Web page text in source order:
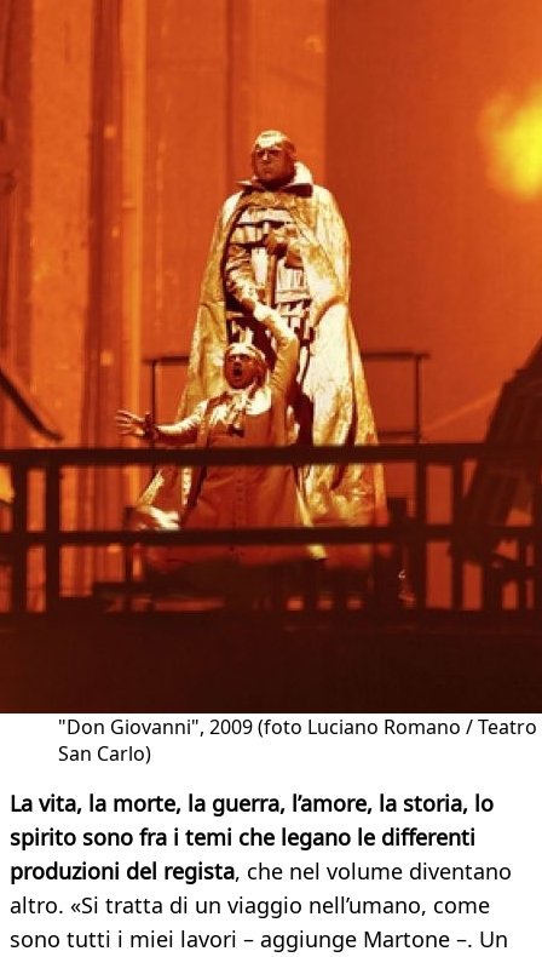
"Don Giovanni", 2009 (foto Luciano Romano /
San Carlo)
La vita, la morte, la guerra, l’amore, la storia, lo
spirito sono fra i temi che legano le differenti
produzioni del regista, che nel volume diventano
altro. «Si tratta di un viaggio nell’umano, come
sono tutti i miei lavori – aggiunge Martone –. Un